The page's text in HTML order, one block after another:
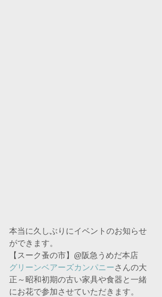
本当に久しぶりにイベントのお知らせ
ができます。
【スーク蚤の市】@阪急うめだ本店
グリーンベアーズカンパニーさんの大
正～昭和初期の古い家具や食器と一緒
にお花で参加させていただきます。